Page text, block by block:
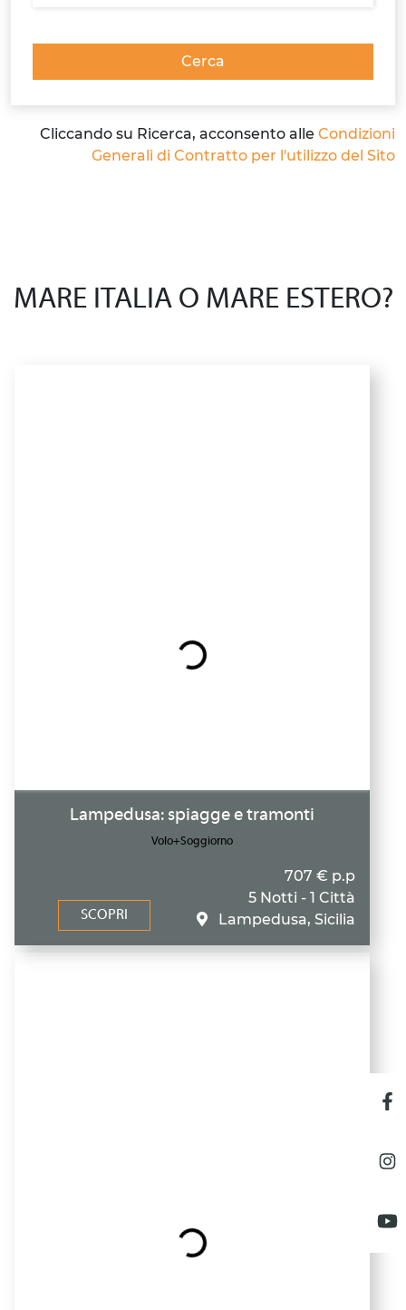
Cerca
Cliccando su Ricerca, acconsento alle Condizioni
Generali di Contratto per l'utilizzo del Sito
MARE ITALIA O MARE ESTERO?
Lampedusa: spiagge e tramonti
Volo+Soggiorno
SCOPRI
707 € p.p
5 Notti - 1 Città
Lampedusa, Sicilia